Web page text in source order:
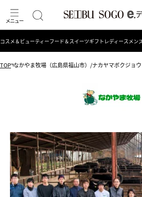
コスメ＆ビューティーフード＆スイーツギフト レディース メン
TOP なかやま牧場（広島県福山市）/ナカヤマボクジョウ